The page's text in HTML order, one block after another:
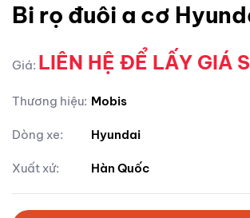
Bi rọ đuôi a cơ
Giá: LIÊN HỆ ĐỂ LẤY GIÁ
Thương hiệu: Mobis
Dòng xe: Hyundai
Xuất xứ: Hàn Quốc